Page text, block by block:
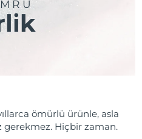
ömürlü ürünle, asla
Hiçbir zaman.